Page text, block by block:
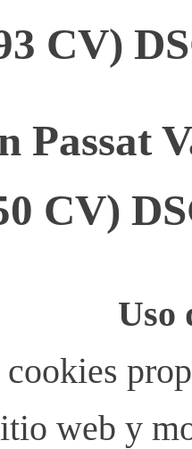
CV)
Passat
CV)
Uso
web y